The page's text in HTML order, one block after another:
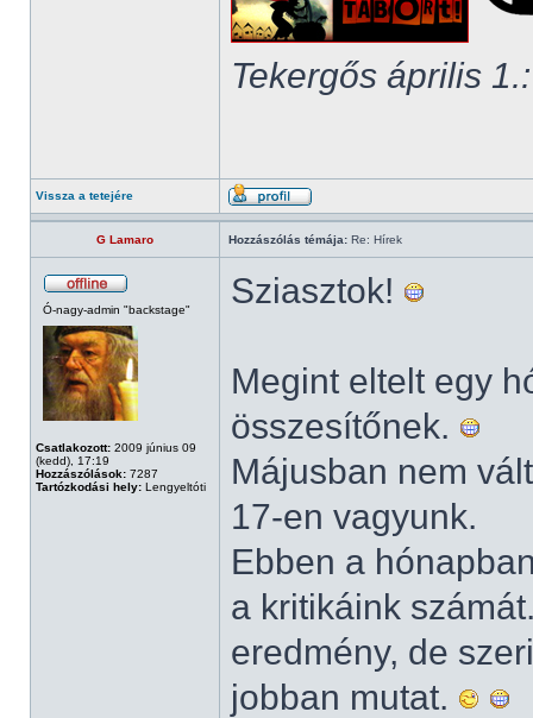
Tekergős április 1.:
Vissza a tetejére
G Lamaro Hozzászólás témája: Re: Hírek
Ó-nagy-admin "backstage"
Csatlakozott: 2009 június 09
(kedd), 17:19
Hozzászólások: 7287
Tartózkodási hely: Lengyeltóti
Sziasztok!
Megint eltelt egy
összesítőnek.
Májusban nem
17-en vagyunk.
Ebben a
a kritikáink
eredmény, de
jobban mutat.